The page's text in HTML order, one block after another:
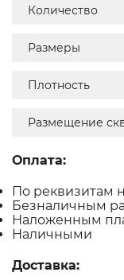
Количество
Размеры
Плотность
Размещение
Оплата:
По реквизитам
Безналичным
Наложенным
Наличными
Доставка: